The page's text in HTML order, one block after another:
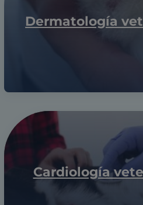
Dermatología
Cardiología